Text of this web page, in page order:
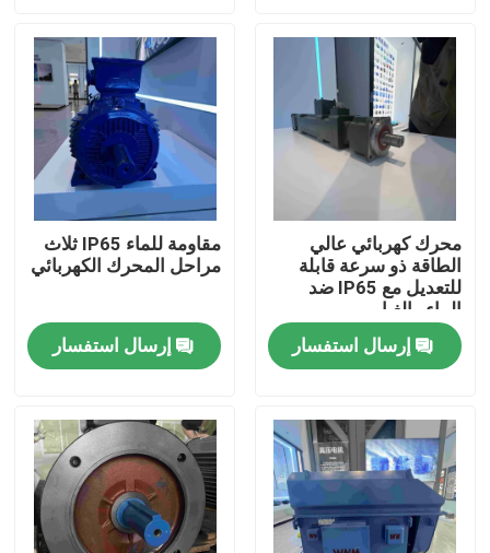
أشرطة فيديو
معلومات عنا
جولة في المعمل
رقابة جودة
اتصل بنا
محرك كهربائي عالي الكفاءة
محركات كهربائية أحادية الطور
محرك كهربائي عالي
الطاقة ذو سرعة قابلة
للتعديل مع IP65 ضد
الماء والغبار
إرسال استفسار
مقاومة للماء IP65 ثلاث
مراحل المحرك الكهربائي
إرسال استفسار